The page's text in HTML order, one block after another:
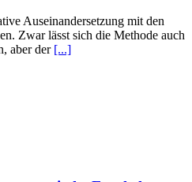
Auseinandersetzung mit den
Zwar lässt sich die Methode auch
aber der [...]